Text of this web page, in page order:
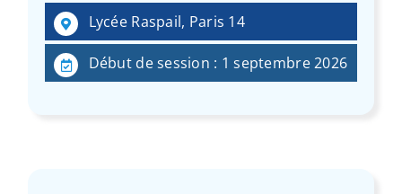
Lycée Raspail, Paris 14
Début de session : 1 septembre 2026